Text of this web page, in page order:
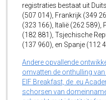
registraties bestaat uit
(507 014), Frankrijk (349
(323 166), Italië (262 589),
(182 881), Tsjechische
(137 960), en Spanje (112
Andere opvallende
omvatten de onthulling
EIF Breakfast, de .eu
schorsen van